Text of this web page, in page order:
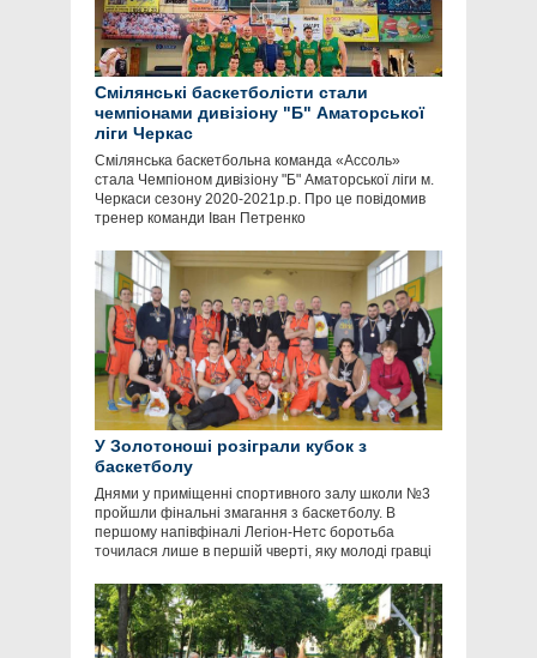
Смілянські баскетболісти стали
чемпіонами дивізіону "Б" Аматорської
ліги Черкас
Смілянська баскетбольна команда «Ассоль»
стала Чемпіоном дивізіону "Б" Аматорської ліги м.
Черкаси сезону 2020-2021р.р. Про це повідомив
тренер команди Іван Петренко
У Золотоноші розіграли кубок з
баскетболу
Днями у приміщенні спортивного залу школи №3
пройшли фінальні змагання з баскетболу. В
першому напівфіналі Легіон-Нетс боротьба
точилася лише в першій чверті, яку молоді гравці